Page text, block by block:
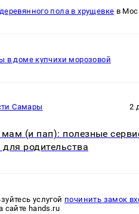
пола в хрущевке в
в доме купчихи морозовой
Самары 2
мам (и пап): полезные
родительства
услугой починить замок
сайте hands.ru